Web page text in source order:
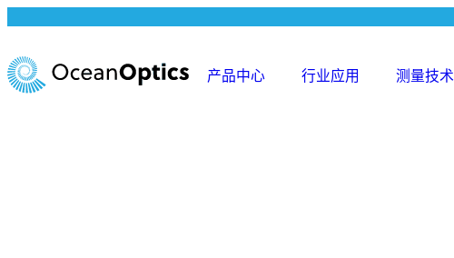
内
容
产品中心 行业应用 测量技术